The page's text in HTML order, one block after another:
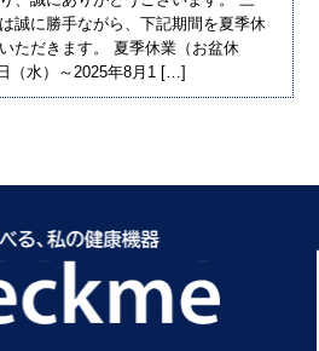
誠に勝手ながら、下記期間を夏季休
ただきます。 夏季休業（お盆休
（水）～2025年8月1 […]